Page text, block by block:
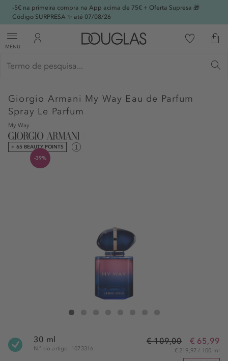
-5€ na primeira compra na App acima de 75€ + Oferta Supresa 🎁
Código SURPRESA ✨ até 07/08/26
MENU
Giorgio Armani My Way Eau de Parfum
Spray Le Parfum
My Way
+ 65 BEAUTY POINTS
-39%
Giorgio Armani My Way Eau de Parfum Spray Le Parfum
30 ml
N.° do artigo: 1073316
€ 109,00 € 65,99
€ 219,97 / 100 ml